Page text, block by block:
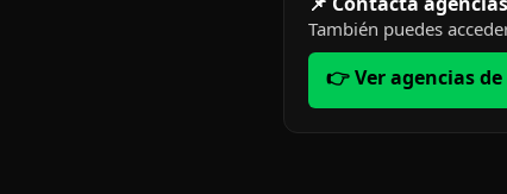
También puedes
👉 Ver agencias